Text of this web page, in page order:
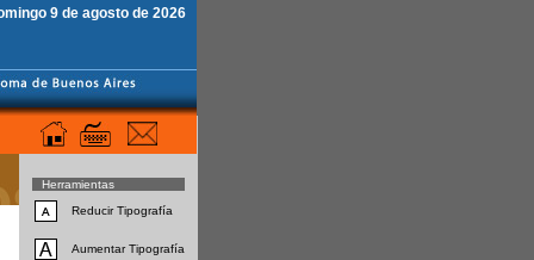
9 de agosto de 2026
Herramientas
Reducir Tipografía
Aumentar Tipografía